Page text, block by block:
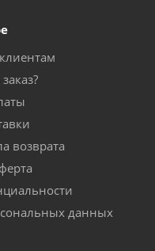
возврата
данных